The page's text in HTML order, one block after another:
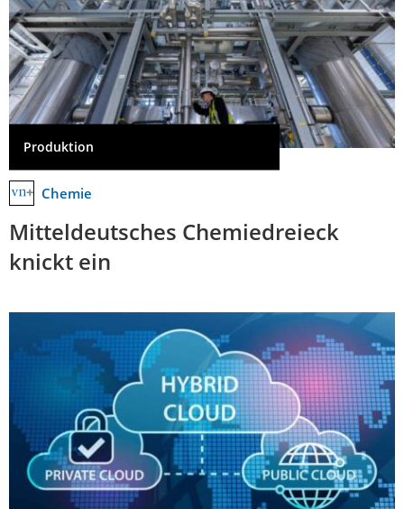
Produktion
Chemie
Mitteldeutsches Chemiedreieck
knickt ein